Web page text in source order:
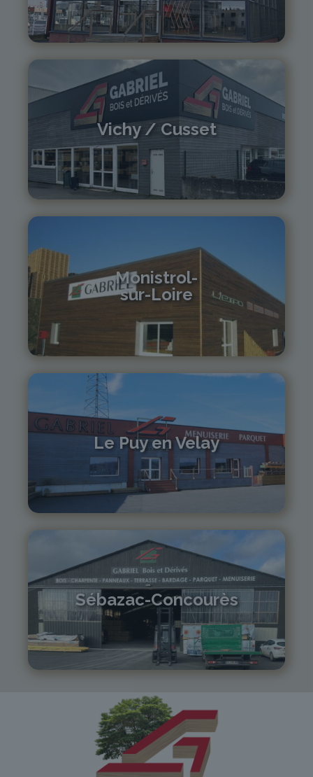
04 73 42 18 38
lexpo@gabriel-sa.fr
Vichy / Cusset
04 70 97 56 39
cusset@gabriel-sa.fr
Monistrol-
sur-Loire
monistrol@gabriel-sa.fr
Le Puy en Velay
04 71 01 13 30
lepuy@gabriel-sa.fr
Sébazac-Concourès
05 81 55 83 89
monistrol@gabriel-sa.fr